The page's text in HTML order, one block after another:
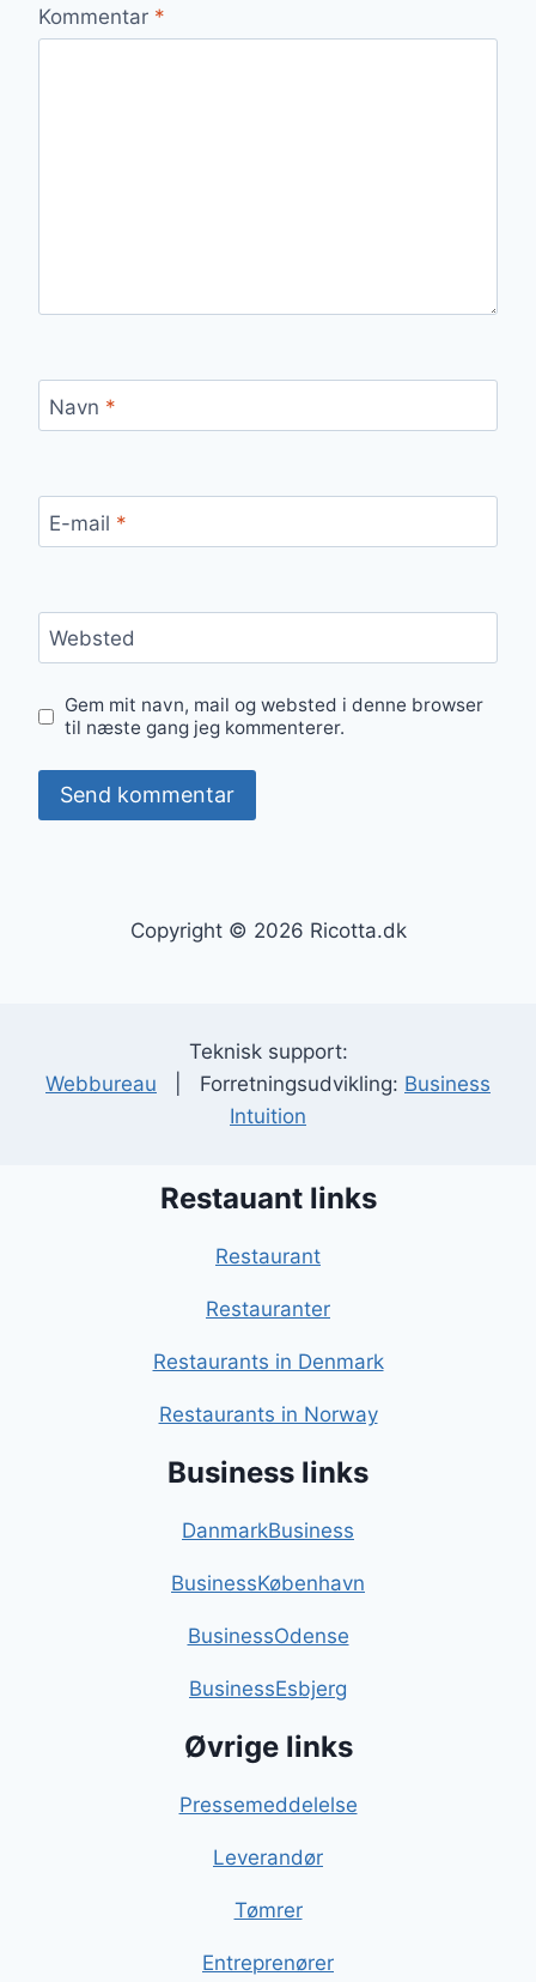
Kommentar *
Navn *
E-mail *
Websted
Gem mit navn, mail og websted i denne browser
til næste gang jeg kommenterer.
Copyright © 2026 Ricotta.dk
Teknisk support:
Webbureau | Forretningsudvikling: Business
Intuition
Restauant links
Restaurant
Restauranter
Restaurants in Denmark
Restaurants in Norway
Business links
DanmarkBusiness
BusinessKøbenhavn
BusinessOdense
BusinessEsbjerg
Øvrige links
Pressemeddelelse
Leverandør
Tømrer
Entreprenører